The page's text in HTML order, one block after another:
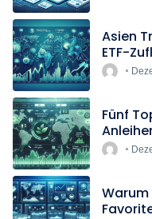
Asien
ETF-
Fünf
Warum